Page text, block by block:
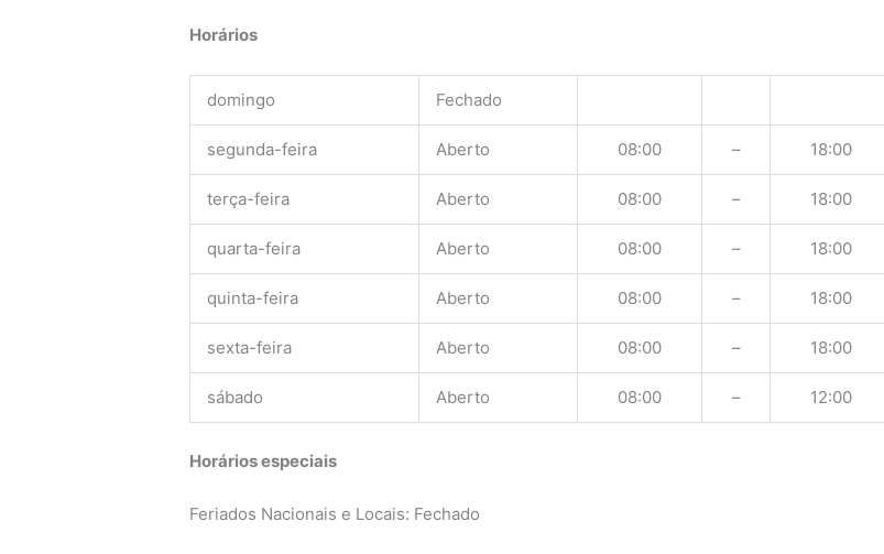
Horários
domingo Fechado
segunda-feira Aberto 08:00 – 18:00
terça-feira Aberto 08:00 – 18:00
quarta-feira Aberto 08:00 – 18:00
quinta-feira Aberto 08:00 – 18:00
sexta-feira Aberto 08:00 – 18:00
sábado Aberto 08:00 – 12:00
Horários especiais
Feriados Nacionais e Locais: Fechado